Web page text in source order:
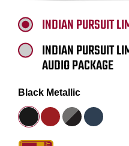
INDIAN PURSUIT
INDIAN PURSUIT
AUDIO PACKAGE
Black Metallic